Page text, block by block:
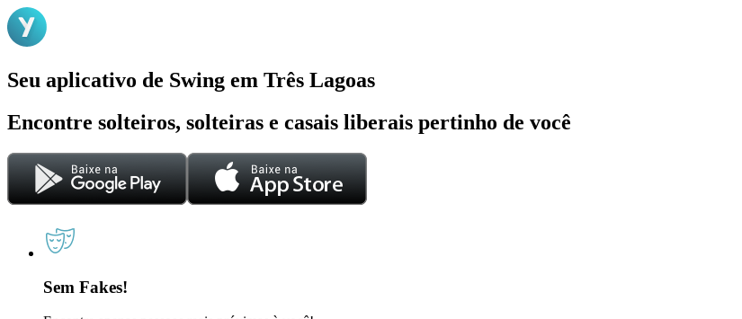
Seu aplicativo de Swing em Três Lagoas
Encontre solteiros, solteiras e casais liberais pertinho de você
Sem Fakes!